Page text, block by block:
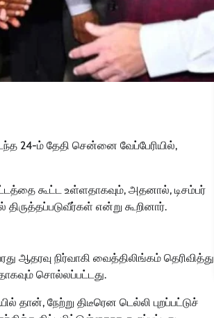
24-ம் தேதி சென்னை வேப்பேரியில்,
கூட்ட உள்ளதாகவும், அதனால், டிசம்பர்
என்று கூறினார்.
ஆதரவு நிர்வாகி வைத்திலிங்கம் தெரிவித்து
சொல்லப்பட்டது.
தான், நேற்று திடீரென டெல்லி புறப்பட்டுச்